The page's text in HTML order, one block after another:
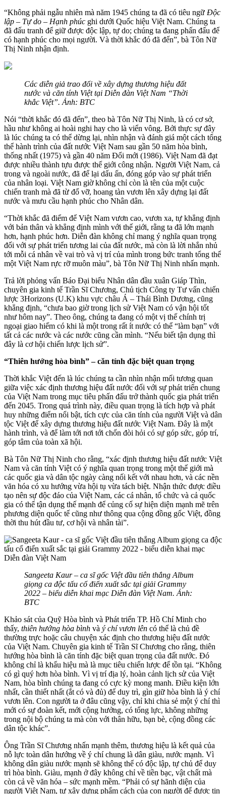
“Không phải ngẫu nhiên mà năm 1945 chúng ta đã có tiêu ngữ Độc
lập – Tự do – Hạnh phúc ghi dưới Quốc hiệu Việt Nam. Chúng ta
đã đấu tranh để giữ được độc lập, tự do; chúng ta đang phấn đấu để
có hạnh phúc cho mọi người. Và thời khắc đó đã đến”, bà Tôn Nữ
Thị Ninh nhận định.
Các diễn giả trao đổi về xây dựng thương hiệu đất
nước và căn tính Việt tại Diễn đàn Việt Nam “Thời
khắc Việt”. Ảnh: BTC
Nói “thời khắc đó đã đến”, theo bà Tôn Nữ Thị Ninh, là có cơ sở,
hầu như không ai hoài nghi hay cho là viển vông. Bởi thực sự đây
là lúc chúng ta có thể dừng lại, nhìn nhận và đánh giá một cách tổng
thể hành trình của đất nước Việt Nam sau gần 50 năm hòa bình,
thống nhất (1975) và gần 40 năm Đổi mới (1986). Việt Nam đã đạt
được nhiều thành tựu được thế giới công nhận. Người Việt Nam, cả
trong và ngoài nước, đã để lại dấu ấn, đóng góp vào sự phát triển
của nhân loại. Việt Nam giờ không chỉ còn là tên của một cuộc
chiến tranh mà đã từ đổ vỡ, hoang tàn vươn lên xây dựng lại đất
nước và mưu cầu hạnh phúc cho Nhân dân.
“Thời khắc đã điểm để Việt Nam vươn cao, vươn xa, tự khẳng định
với bản thân và khẳng định mình với thế giới, rằng ta đã lớn mạnh
hơn, hạnh phúc hơn. Diễn đàn không chỉ mang ý nghĩa quan trọng
đối với sự phát triển tương lai của đất nước, mà còn là lời nhắn nhủ
tới mỗi cá nhân về vai trò và vị trí của mình trong bức tranh tổng thể
một Việt Nam rực rỡ muôn màu”, bà Tôn Nữ Thị Ninh nhấn mạnh.
Trả lời phỏng vấn Báo Đại biểu Nhân dân đầu xuân Giáp Thìn,
chuyên gia kinh tế Trần Sĩ Chương, Chủ tịch Công ty Tư vấn chiến
lược 3Horizons (U.K) khu vực châu Á – Thái Bình Dương, cũng
khẳng định, “chưa bao giờ trong lịch sử Việt Nam có vận hội tốt
như hôm nay”. Theo ông, chúng ta đang có một vị thế chính trị
ngoại giao hiếm có khi là một trong rất ít nước có thể “làm bạn” với
tất cả các nước và các nước cũng cần mình. “Nếu biết tận dụng thì
đây là cơ hội chiến lược lịch sử”.
“Thiên hướng hòa bình” – căn tính đặc biệt quan trọng
Thời khắc Việt đến là lúc chúng ta cần nhìn nhận mối tương quan
giữa việc xác định thương hiệu đất nước đối với sự phát triển chung
của Việt Nam trong mục tiêu phấn đấu trở thành quốc gia phát triển
đến 2045. Trong quá trình này, điều quan trọng là tích hợp và phát
huy những điểm nổi bật, tích cực của căn tính của người Việt và dân
tộc Việt để xây dựng thương hiệu đất nước Việt Nam. Đây là một
hành trình, và để làm tới nơi tới chốn đòi hỏi có sự góp sức, góp trí,
góp tâm của toàn xã hội.
Bà Tôn Nữ Thị Ninh cho rằng, “xác định thương hiệu đất nước Việt
Nam và căn tính Việt có ý nghĩa quan trọng trong một thế giới mà
các quốc gia và dân tộc ngày càng nối kết với nhau hơn, và các nền
văn hóa có xu hướng vừa hội tụ vừa tách biệt. Nhận thức được điều
tạo nên sự độc đáo của Việt Nam, các cá nhân, tổ chức và cả quốc
gia có thể tận dụng thế mạnh để củng cố sự hiện diện mạnh mẽ trên
phương diện quốc tế cũng như thông qua cộng đồng gốc Việt, đồng
thời thu hút đầu tư, cơ hội và nhân tài”.
Sangeeta Kaur – ca sĩ gốc Việt đầu tiên thắng Album
giọng ca độc tấu cổ điển xuất sắc tại giải Grammy
2022 – biểu diễn khai mạc Diễn đàn Việt Nam. Ảnh:
BTC
Khảo sát của Quỹ Hòa bình và Phát triển TP. Hồ Chí Minh cho
thấy, thiên hướng hòa bình và ý chí vươn lên có thể là chủ đề
thường trực hoặc câu chuyện xác định cho thương hiệu đất nước
của Việt Nam. Chuyên gia kinh tế Trần Sĩ Chương cho rằng, thiên
hướng hòa bình là căn tính đặc biệt quan trọng của đất nước. Đó
không chỉ là khẩu hiệu mà là mục tiêu chiến lược để tồn tại. “Không
có gì quý hơn hòa bình. Vì vị trí địa lý, hoàn cảnh lịch sử của Việt
Nam, hòa bình chúng ta đang có cực kỳ mong manh. Điều kiện lớn
nhất, cần thiết nhất (ắt có và đủ) để duy trì, gìn giữ hòa bình là ý chí
vươn lên. Con người ta ở đâu cũng vậy, chỉ khi chia sẻ một ý chí thì
mới có sự đoàn kết, mới cộng hưởng, có tổng lực, không những
trong nội bộ chúng ta mà còn với thân hữu, bạn bè, cộng đồng các
dân tộc khác”.
Ông Trần Sĩ Chương nhấn mạnh thêm, thương hiệu là kết quả của
nỗ lực toàn dân hướng về ý chí chung là dân giàu, nước mạnh. Vì
không dân giàu nước mạnh sẽ không thể có độc lập, tự chủ để duy
trì hòa bình. Giàu, mạnh ở đây không chỉ về tiền bạc, vật chất mà
còn cả về văn hóa – sức mạnh mềm. “Phải có sự hãnh diện của
người Việt Nam, tự xây dựng phẩm cách của con người để được tin